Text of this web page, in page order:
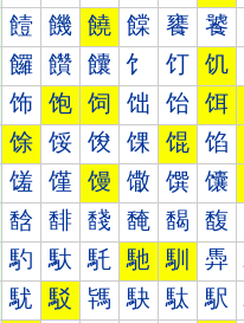
饐 饑 饒 饓 饔 饕
饠 饡 饢 饣 饤 饥
饰 饱 饲 饳 饴 饵
馀 馁 馂 馃 馄 馅
馐 馑 馒 馓 馔 馕
馠 馡 馢 馣 馤 馥
馰 馱 馲 馳 馴 馵
駀 駁 駂 駃 駄 駅